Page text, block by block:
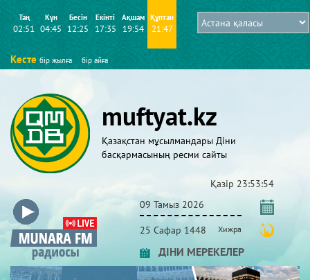
Таң
02:51
Күн
04:45
Бесін
12:25
Екінті
17:35
Ақшам
19:54
Құптан
21:47
Кесте бір жылға бір айға
muftyat.kz
Қазақстан мұсылмандары Діни
басқармасының ресми сайты
Қазір 23:53:54
09 Тамыз 2026
25 Сафар 1448 Хижра
ДІНИ МЕРЕКЕЛЕР